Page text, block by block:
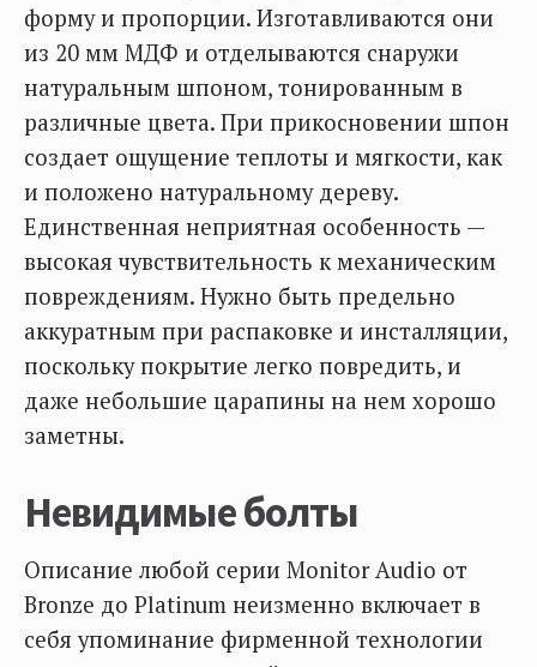
форму и пропорции. Изготавливаются они
из 20 мм МДФ и отделываются снаружи
натуральным шпоном, тонированным в
различные цвета. При прикосновении шпон
создает ощущение теплоты и мягкости, как
и положено натуральному дереву.
Единственная неприятная особенность —
высокая чувствительность к механическим
повреждениям. Нужно быть предельно
аккуратным при распаковке и инсталляции,
поскольку покрытие легко повредить, и
даже небольшие царапины на нем хорошо
заметны.
Невидимые болты
Описание любой серии Monitor Audio от
Bronze до Platinum неизменно включает в
себя упоминание фирменной технологии